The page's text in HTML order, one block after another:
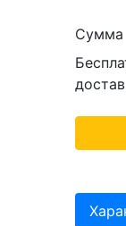
Сумма